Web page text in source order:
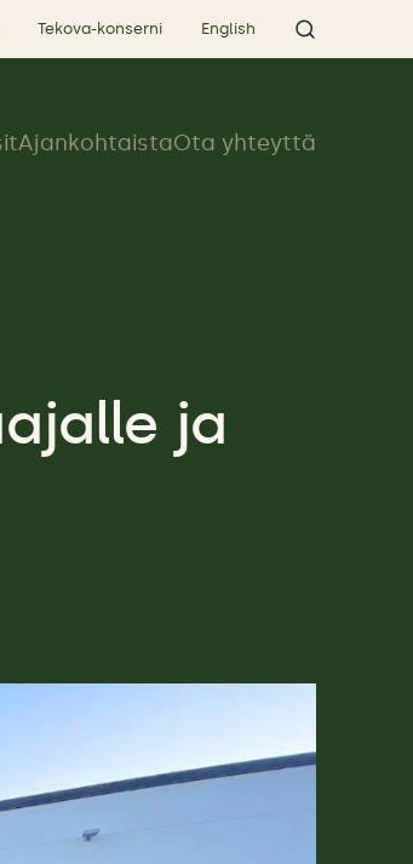
Tekova-konserni English
AjankohtaistaOta yhteyttä
ja